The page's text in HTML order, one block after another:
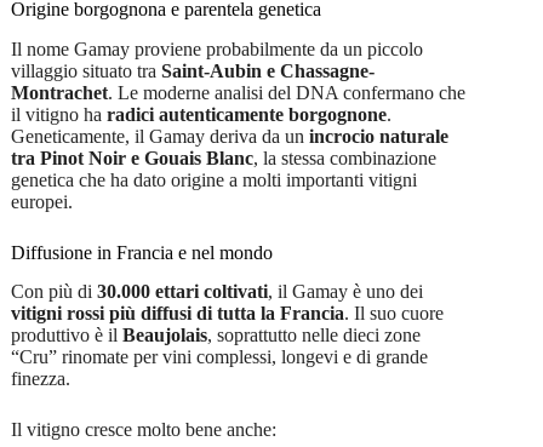
Origine borgognona e parentela genetica
Il nome Gamay proviene probabilmente da un piccolo
villaggio situato tra Saint-Aubin e Chassagne-
Montrachet. Le moderne analisi del DNA confermano che
il vitigno ha radici autenticamente borgognone.
Geneticamente, il Gamay deriva da un incrocio naturale
tra Pinot Noir e Gouais Blanc, la stessa combinazione
genetica che ha dato origine a molti importanti vitigni
europei.
Diffusione in Francia e nel mondo
Con più di 30.000 ettari coltivati, il Gamay è uno dei
vitigni rossi più diffusi di tutta la Francia. Il suo cuore
produttivo è il Beaujolais, soprattutto nelle dieci zone
“Cru” rinomate per vini complessi, longevi e di grande
finezza.
Il vitigno cresce molto bene anche: